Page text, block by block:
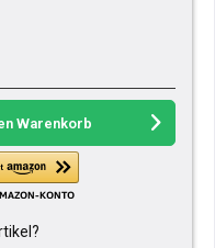
Warenkorb